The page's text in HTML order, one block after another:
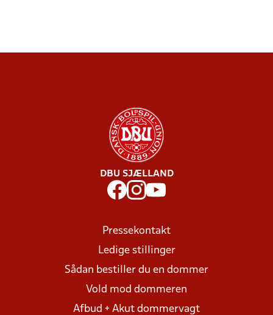
DBU SJÆLLAND
Pressekontakt
Ledige stillinger
Sådan bestiller du en dommer
Vold mod dommeren
Afbud + Akut dommervagt